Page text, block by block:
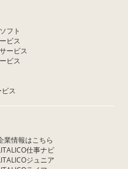
フト
ビス
ービス
ビス
ス
業情報はこちら
仕事ナビ
ジュニア